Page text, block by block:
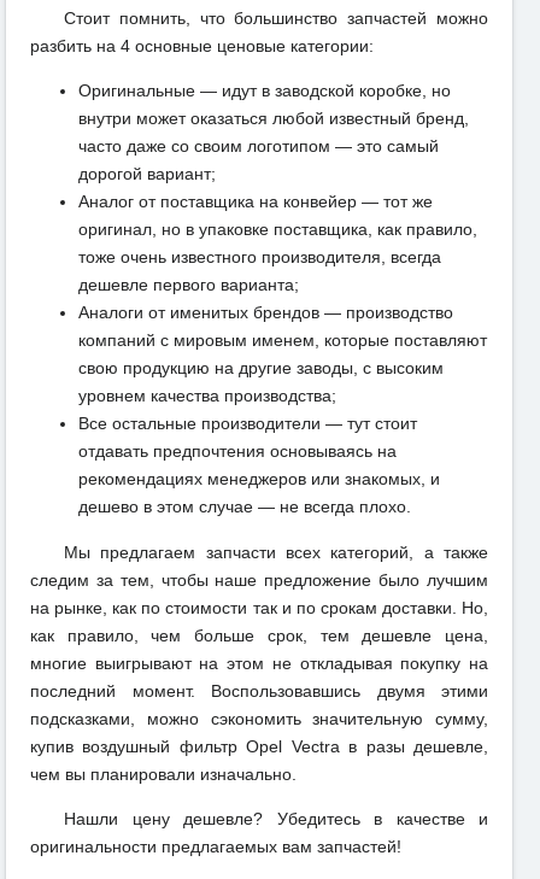
Стоит помнить, что большинство запчастей можно
разбить на 4 основные ценовые категории:
Оригинальные — идут в заводской коробке, но
внутри может оказаться любой известный бренд,
часто даже со своим логотипом — это самый
дорогой вариант;
Аналог от поставщика на конвейер — тот же
оригинал, но в упаковке поставщика, как правило,
тоже очень известного производителя, всегда
дешевле первого варианта;
Аналоги от именитых брендов — производство
компаний с мировым именем, которые поставляют
свою продукцию на другие заводы, с высоким
уровнем качества производства;
Все остальные производители — тут стоит
отдавать предпочтения основываясь на
рекомендациях менеджеров или знакомых, и
дешево в этом случае — не всегда плохо.
Мы предлагаем запчасти всех категорий, а также
следим за тем, чтобы наше предложение было лучшим
на рынке, как по стоимости так и по срокам доставки. Но,
как правило, чем больше срок, тем дешевле цена,
многие выигрывают на этом не откладывая покупку на
последний момент. Воспользовавшись двумя этими
подсказками, можно сэкономить значительную сумму,
купив воздушный фильтр Opel Vectra в разы дешевле,
чем вы планировали изначально.
Нашли цену дешевле? Убедитесь в качестве и
оригинальности предлагаемых вам запчастей!